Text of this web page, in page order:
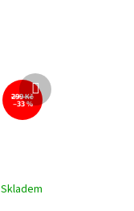
299 Kč
–33 %
Skladem
Další
produkt